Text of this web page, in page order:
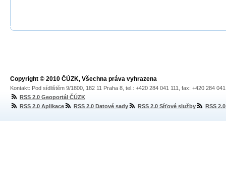
Copyright © 2010 ČÚZK, Všechna práva vyhrazena
Kontakt: Pod sídlištěm 9/1800, 182 11 Praha 8, tel.: +420 284 041 111, fax: +420 284
RSS 2.0 Geoportál ČÚZK
RSS 2.0 Aplikace
RSS 2.0 Datové sady RSS 2.0 Síťové služby RSS